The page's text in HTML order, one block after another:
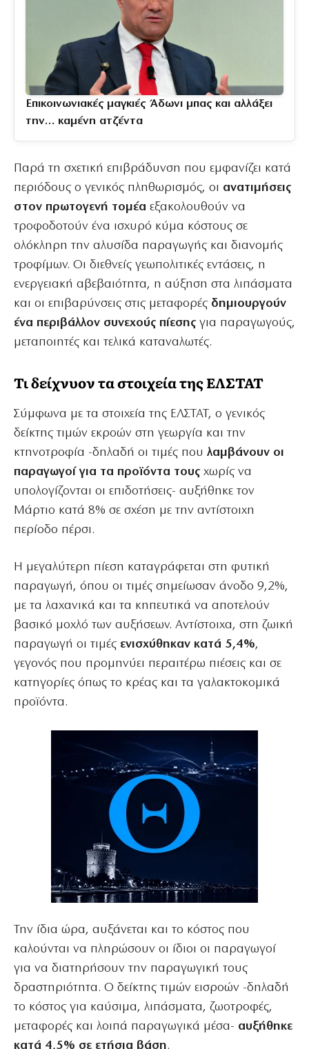
Επικοινωνιακές μαγκιές Άδωνι μπας και αλλάξει
την… καμένη ατζέντα
Παρά τη σχετική επιβράδυνση που εμφανίζει κατά
περιόδους ο γενικός πληθωρισμός, οι ανατιμήσεις
στον πρωτογενή τομέα εξακολουθούν να
τροφοδοτούν ένα ισχυρό κύμα κόστους σε
ολόκληρη την αλυσίδα παραγωγής και διανομής
τροφίμων. Οι διεθνείς γεωπολιτικές εντάσεις, η
ενεργειακή αβεβαιότητα, η αύξηση στα λιπάσματα
και οι επιβαρύνσεις στις μεταφορές δημιουργούν
ένα περιβάλλον συνεχούς πίεσης για παραγωγούς,
μεταποιητές και τελικά καταναλωτές.
Τι δείχνυον τα στοιχεία της ΕΛΣΤΑΤ
Σύμφωνα με τα στοιχεία της ΕΛΣΤΑΤ, ο γενικός
δείκτης τιμών εκροών στη γεωργία και την
κτηνοτροφία -δηλαδή οι τιμές που λαμβάνουν οι
παραγωγοί για τα προϊόντα τους χωρίς να
υπολογίζονται οι επιδοτήσεις- αυξήθηκε τον
Μάρτιο κατά 8% σε σχέση με την αντίστοιχη
περίοδο πέρσι.
Η μεγαλύτερη πίεση καταγράφεται στη φυτική
παραγωγή, όπου οι τιμές σημείωσαν άνοδο 9,2%,
με τα λαχανικά και τα κηπευτικά να αποτελούν
βασικό μοχλό των αυξήσεων. Αντίστοιχα, στη ζωική
παραγωγή οι τιμές ενισχύθηκαν κατά 5,4%,
γεγονός που προμηνύει περαιτέρω πιέσεις και σε
κατηγορίες όπως το κρέας και τα γαλακτοκομικά
προϊόντα.
Την ίδια ώρα, αυξάνεται και το κόστος που
καλούνται να πληρώσουν οι ίδιοι οι παραγωγοί
για να διατηρήσουν την παραγωγική τους
δραστηριότητα. Ο δείκτης τιμών εισροών -δηλαδή
το κόστος για καύσιμα, λιπάσματα, ζωοτροφές,
μεταφορές και λοιπά παραγωγικά μέσα- αυξήθηκε
κατά 4,5% σε ετήσια βάση.